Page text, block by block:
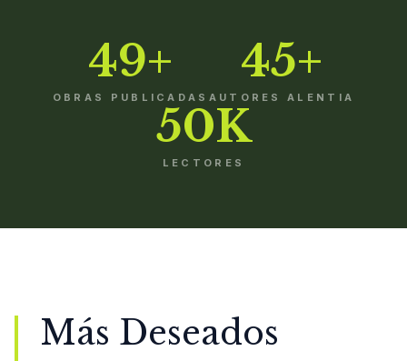
49+
OBRAS PUBLICADAS
45+
AUTORES ALENTIA
50K
LECTORES
Más Deseados